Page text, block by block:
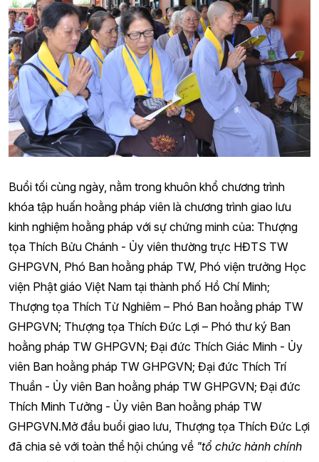
Buổi tối cùng ngày, nằm trong khuôn khổ chương trình
khóa tập huấn hoằng pháp viên là chương trình giao lưu
kinh nghiệm hoằng pháp với sự chứng minh của: Thượng
tọa Thích Bửu Chánh - Ủy viên thường trực HĐTS TW
GHPGVN, Phó Ban hoằng pháp TW, Phó viện trưởng Học
viện Phật giáo Việt Nam tại thành phố Hồ Chí Minh;
Thượng tọa Thích Từ Nghiêm – Phó Ban hoằng pháp TW
GHPGVN; Thượng tọa Thích Đức Lợi – Phó thư ký Ban
hoằng pháp TW GHPGVN; Đại đức Thích Giác Minh - Ủy
viên Ban hoằng pháp TW GHPGVN; Đại đức Thích Trí
Thuần - Ủy viên Ban hoằng pháp TW GHPGVN; Đại đức
Thích Minh Tưởng - Ủy viên Ban hoằng pháp TW
GHPGVN.Mở đầu buổi giao lưu, Thượng tọa Thích Đức Lợi
đã chia sẻ với toàn thể hội chúng về "tổ chức hành chính